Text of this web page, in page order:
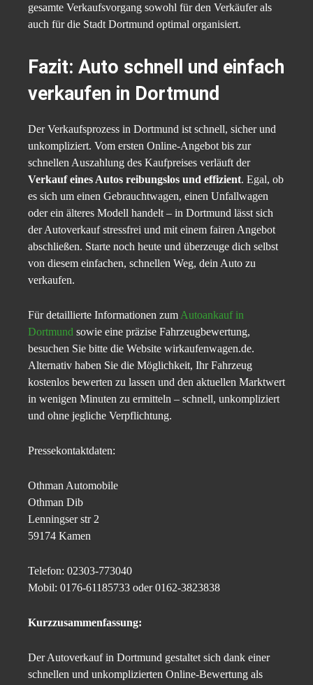
gesamte Verkaufsvorgang sowohl für den Verkäufer als
auch für die Stadt Dortmund optimal organisiert.
Fazit: Auto schnell und einfach
verkaufen in Dortmund
Der Verkaufsprozess in Dortmund ist schnell, sicher und
unkompliziert. Vom ersten Online-Angebot bis zur
schnellen Auszahlung des Kaufpreises verläuft der
Verkauf eines Autos reibungslos und effizient. Egal, ob
es sich um einen Gebrauchtwagen, einen Unfallwagen
oder ein älteres Modell handelt – in Dortmund lässt sich
der Autoverkauf stressfrei und mit einem fairen Angebot
abschließen. Starte noch heute und überzeuge dich selbst
von diesem einfachen, schnellen Weg, dein Auto zu
verkaufen.
Für detaillierte Informationen zum Autoankauf in
Dortmund sowie eine präzise Fahrzeugbewertung,
besuchen Sie bitte die Website wirkaufenwagen.de.
Alternativ haben Sie die Möglichkeit, Ihr Fahrzeug
kostenlos bewerten zu lassen und den aktuellen Marktwert
in wenigen Minuten zu ermitteln – schnell, unkompliziert
und ohne jegliche Verpflichtung.
Pressekontaktdaten:
Othman Automobile
Othman Dib
Lenningser str 2
59174 Kamen
Telefon: 02303-773040
Mobil: 0176-61185733 oder 0162-3823838
Kurzzusammenfassung:
Der Autoverkauf in Dortmund gestaltet sich dank einer
schnellen und unkomplizierten Online-Bewertung als